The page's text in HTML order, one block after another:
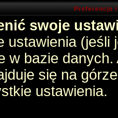
Preferencje
swoje
ustawienia (jeśli
w bazie
się na
ustawienia.